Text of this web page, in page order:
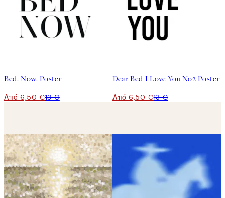
Bed. Now. Poster
Από 6,50 €13 €
Dear Bed I Love You No2 Poster
Από 6,50 €13 €